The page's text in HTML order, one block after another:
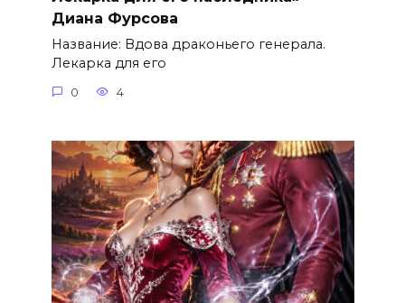
Диана Фурсова
Название: Вдова драконьего генерала.
Лекарка для его
0 4